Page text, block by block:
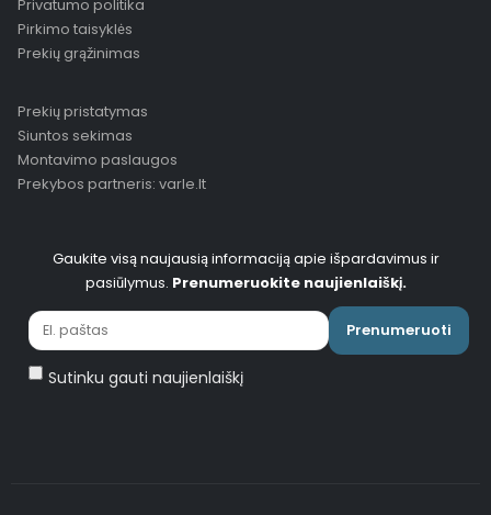
Privatumo politika
Pirkimo taisyklės
Prekių grąžinimas
Prekių pristatymas
Siuntos sekimas
Montavimo paslaugos
Prekybos partneris: varle.lt
Gaukite visą naujausią informaciją apie išpardavimus ir
pasiūlymus. Prenumeruokite naujienlaiškį.
Prenumeruoti
Sutinku gauti naujienlaiškį